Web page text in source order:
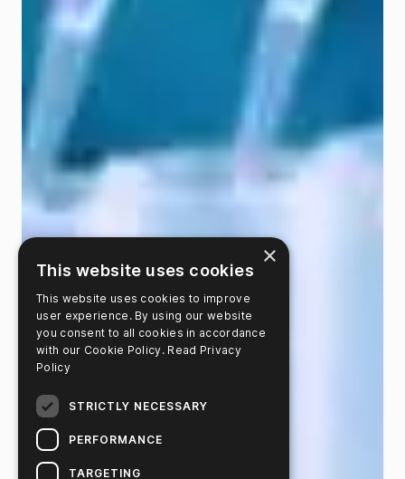
×
This website uses cookies
This website uses cookies to improve
user experience. By using our website
you consent to all cookies in accordance
with our Cookie Policy. Read Privacy
Policy
STRICTLY NECESSARY
PERFORMANCE
TARGETING